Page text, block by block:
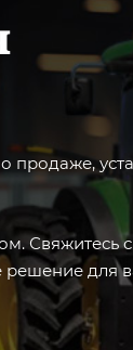
продаже,
Свяжитесь
решение для